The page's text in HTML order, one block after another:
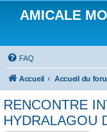
AMICALE
FAQ
Accueil Accueil du
RENCONTRE
HYDRALAGOU